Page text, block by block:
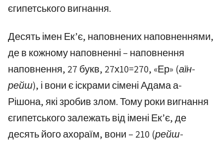
єгипетського вигнання.
Десять імен Ек’є, наповнених наповненнями,
де в кожному наповненні – наповнення
наповнення, 27 букв, 27х10=270, «Ер» (аїн-
рейш), і вони є іскрами сімені Адама а-
Рішона, які зробив злом. Тому роки вигнання
єгипетського залежать від імені Ек’є, де
десять його ахораїм, вони – 210 (рейш-